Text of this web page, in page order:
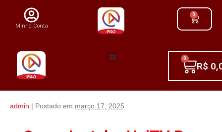
Minha Conta
0
R$
0
admin | Postado em março 17, 2025